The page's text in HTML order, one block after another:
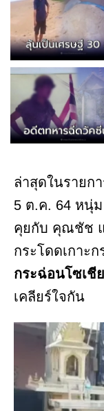
ล่าสุดในรายก
5 ต.ค. 64 หนุ่
คุยกับ คุณชัช
กระโดดเกาะก
กระฉ่อนโซเชี
เคลียร์ใจกัน